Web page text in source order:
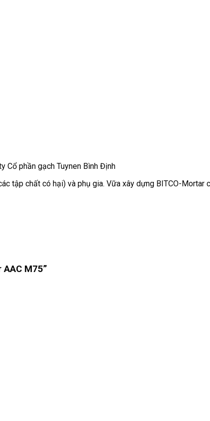
Cổ phần gạch Tuynen Bình Định
tập chất có hại) và phụ gia. Vữa xây dựng BITCO-Mortar
M75”